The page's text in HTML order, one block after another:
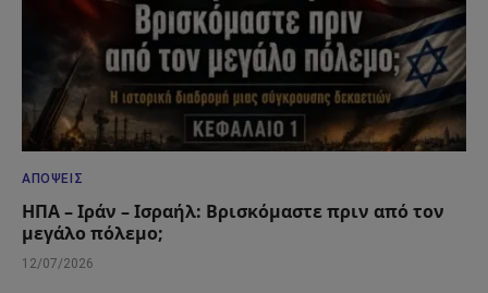
ΑΠΌΨΕΙΣ
ΗΠΑ – Ιράν – Ισραήλ: Βρισκόμαστε πριν από τον
μεγάλο πόλεμο;
12/07/2026